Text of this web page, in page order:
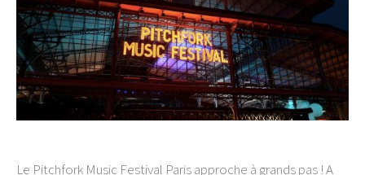
Le Pitchfork Music Festival Paris approche à grands pas ! A